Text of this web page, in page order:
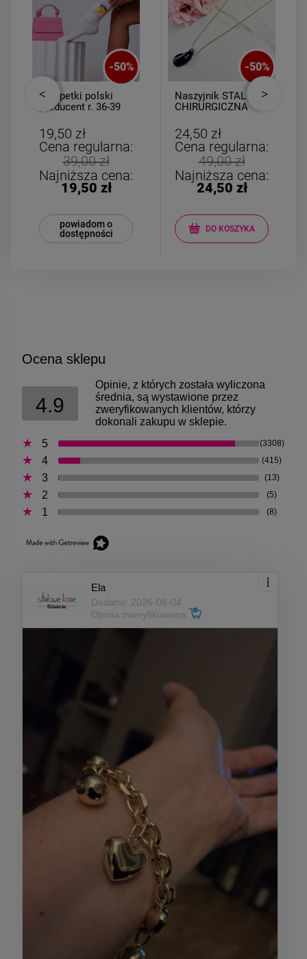
-50%
Skarpetki polski
producent r. 36-39
19,50 zł
Cena regularna:
39,00 zł
Najniższa cena:
19,50 zł
powiadom o
dostępności
-50%
Naszyjnik STAL
CHIRURGICZNA
kamień marmur
czarny
24,50 zł
Cena regularna:
49,00 zł
Najniższa cena:
24,50 zł
DO KOSZYKA
Ocena sklepu
4.9
Opinie, z których została wyliczona
średnia, są wystawione przez
zweryfikowanych klientów, którzy
dokonali zakupu w sklepie.
5
(3308)
4 (415)
3 (13)
2 (5)
1 (8)
Ela
Dodano: 2026-08-04
Opinia zweryfikowana